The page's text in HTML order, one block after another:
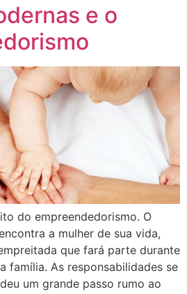
e o
do empreendedorismo. O
a mulher de sua vida,
que fará parte durante
família. As responsabilidades se
um grande passo rumo ao